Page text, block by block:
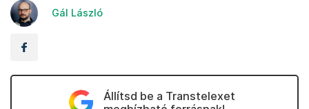
Gál László
Állítsd be a Transtelexet